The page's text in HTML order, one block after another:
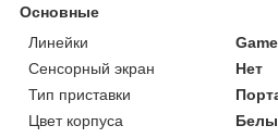
Основные
Линейки
Сенсорный экран
Нет
Тип приставки
Цвет корпуса